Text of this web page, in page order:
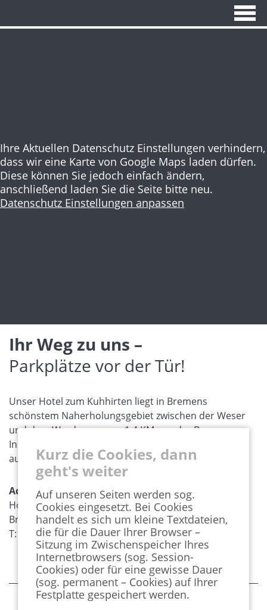
Ihre Aktuellen Datenschutz Einstellungen verhindern,
dass wir eine Karte von Google Maps laden dürfen.
Diese können Sie jedoch einfach ändern,
anschließend laden Sie die Seite bitte neu.
Datenschutz Einstellungen anpassen
Ihr Weg zu uns –
Parkplätze vor der Tür!
Unser Hotel zum Kuhhirten liegt in Bremens
schönstem Naherholungsgebiet zwischen der Weser
und dem Werdersee, nur 1,4 KM von der Bremer
Innenstadt entfernt und ist sowohl mit dem Auto als
auch mit öffentlichen Verkehrsmitteln erreichbar.
Adresse:
Hotel zum Kuhhirten | Kuhhirtenweg 5 | 28201
Bremen
T: 0421 - 555 337 |mail@hzk.de
AUTO
FLUGZEUG
Kurz die Cookies, dann
geht's weiter
Auf unseren Seiten werden sog.
Cookies eingesetzt. Bei Cookies
handelt es sich um kleine Textdateien,
die für die Dauer Ihrer Browser –
Sitzung im Zwischenspeicher Ihres
Internetbrowsers (sog. Session-
Cookies) oder für eine gewisse Dauer
(sog. permanent – Cookies) auf Ihrer
Festplatte gespeichert werden.